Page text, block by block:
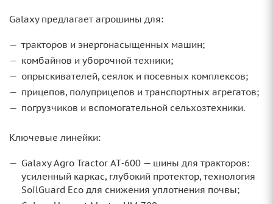
Galaxy предлагает агрошины для:
тракторов и энергонасыщенных машин;
комбайнов и уборочной техники;
опрыскивателей, сеялок и посевных комплексов;
прицепов, полуприцепов и транспортных агрегатов;
погрузчиков и вспомогательной сельхозтехники.
Ключевые линейки:
Galaxy Agro Tractor AT‑600 — шины для тракторов:
усиленный каркас, глубокий протектор, технология
SoilGuard Eco для снижения уплотнения почвы;